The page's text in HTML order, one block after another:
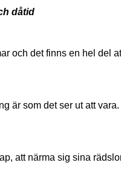
dåtid
och det finns en hel del
är som det ser ut att
att närma sig sina